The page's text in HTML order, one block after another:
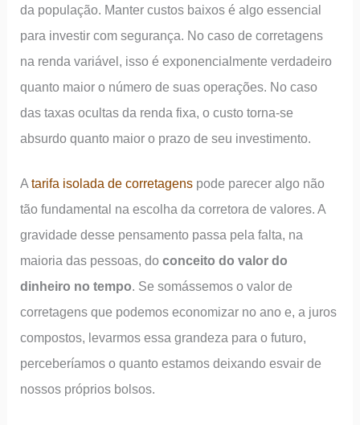
da população. Manter custos baixos é algo essencial
para investir com segurança. No caso de corretagens
na renda variável, isso é exponencialmente verdadeiro
quanto maior o número de suas operações. No caso
das taxas ocultas da renda fixa, o custo torna-se
absurdo quanto maior o prazo de seu investimento.
Atarifa isolada de corretagens pode parecer algo não
tão fundamental na escolha da corretora de valores. A
gravidade desse pensamento passa pela falta, na
maioria das pessoas, do conceito do valor do
dinheiro no tempo. Se somássemos o valor de
corretagens que podemos economizar no ano e, a juros
compostos, levarmos essa grandeza para o futuro,
perceberíamos o quanto estamos deixando esvair de
nossos próprios bolsos.